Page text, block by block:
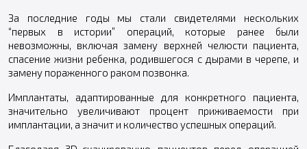
За последние годы мы стали свидетелями нескольких
“первых в истории” операций, которые ранее были
невозможны, включая замену верхней челюсти пациента,
спасение жизни ребенка, родившегося с дырами в черепе, и
замену пораженного раком позвонка.
Имплантаты, адаптированные для конкретного пациента,
значительно увеличивают процент приживаемости при
имплантации, а значит и количество успешных операций.